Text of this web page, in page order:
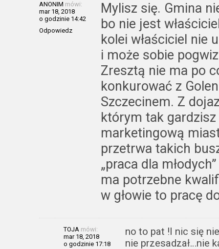
ANONIM mówi:
mar 18, 2018
o godzinie 14:42
Odpowiedz
Mylisz się. Gmina
bo nie jest
kolei właściciel nie
i może sobie
Zresztą nie ma po
konkurować z
Szczecinem. Z
którym tak
marketingową
przetrwa takich
„praca dla
ma potrzebne
w głowie to pracę
TOJA mówi:
mar 18, 2018
o godzinie 17:18
no to pat !I nic się
nie przesadzał…nie